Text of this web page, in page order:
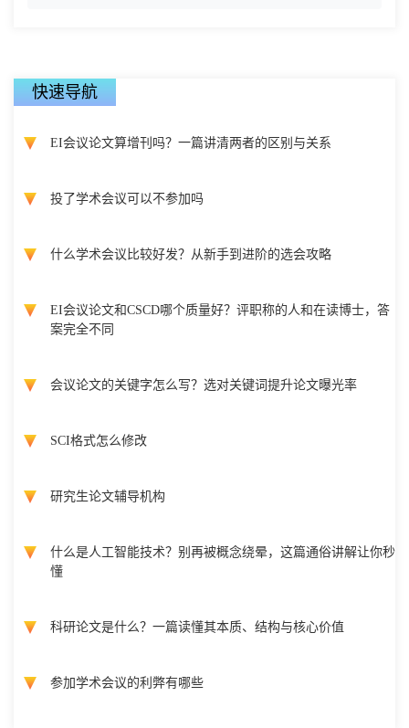
快速导航
EI会议论文算增刊吗？一篇讲清两者的区别与关系
投了学术会议可以不参加吗
什么学术会议比较好发？从新手到进阶的选会攻略
EI会议论文和CSCD哪个质量好？评职称的人和在读博士，答
案完全不同
会议论文的关键字怎么写？选对关键词提升论文曝光率
SCI格式怎么修改
研究生论文辅导机构
什么是人工智能技术？别再被概念绕晕，这篇通俗讲解让你秒
懂
科研论文是什么？一篇读懂其本质、结构与核心价值
参加学术会议的利弊有哪些